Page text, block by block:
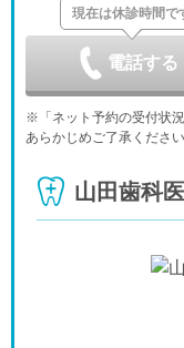
9/6
月
9/7
休 -
日
休
月
休
現在は休診時間で
電話する
※「ネット予約の受付状
あらかじめご了承ください
山田歯科